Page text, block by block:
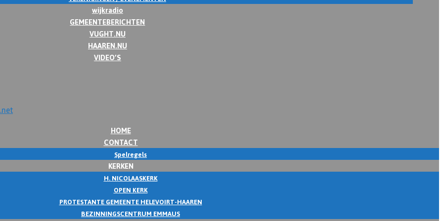
wijkradio
GEMEENTEBERICHTEN
VUGHT.NU
HAAREN.NU
VIDEO’S
HOME
CONTACT
Spelregels
KERKEN
H. NICOLAASKERK
OPEN KERK
PROTESTANTE GEMEENTE HELEVOIRT-HAAREN
BEZINNINGSCENTRUM EMMAUS